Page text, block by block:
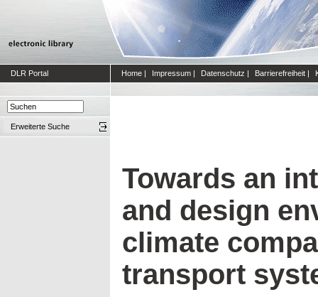
DLR Portal Home | Impressum | Datenschutz | Barrierefreiheit |
Erweiterte Suche
Towards an
and design
climate
transport